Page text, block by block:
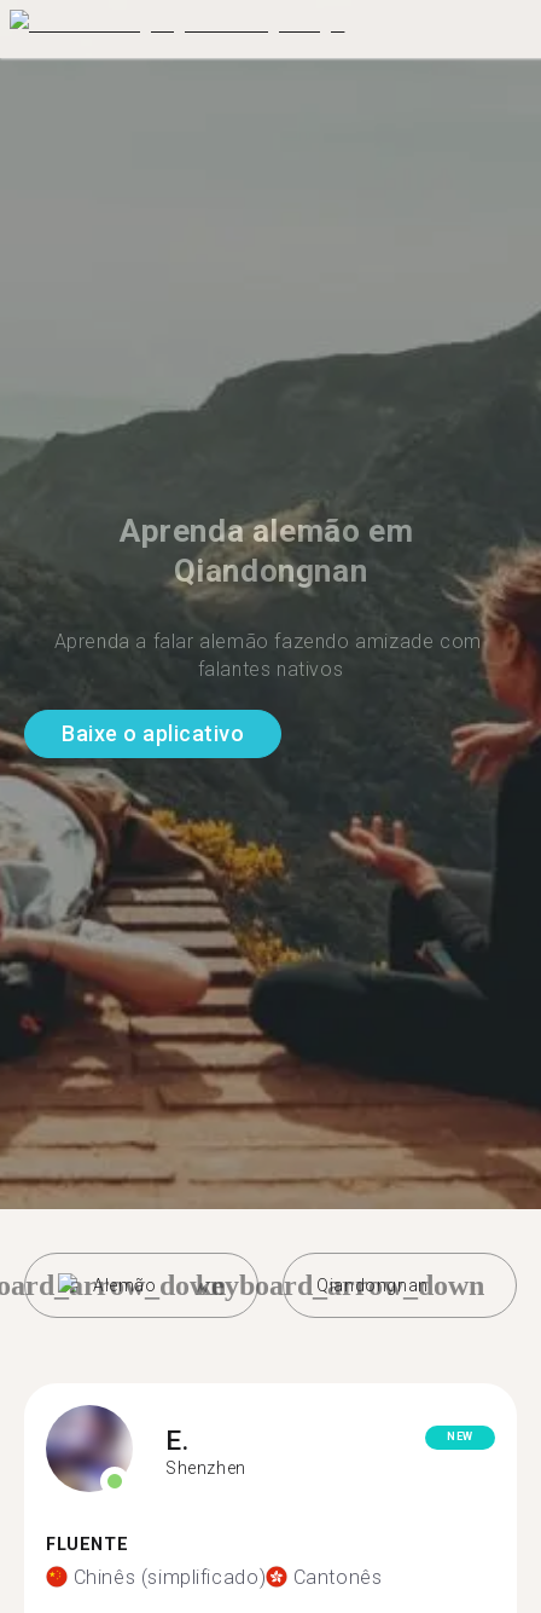
Aprenda alemão em
Qiandongnan
Aprenda a falar alemão fazendo amizade com
falantes nativos
Baixe o aplicativo
Alemão Qiandongnan
keyboard_arrow_down
E.
Shenzhen
NEW
FLUENTE
Chinês (simplificado) Cantonês